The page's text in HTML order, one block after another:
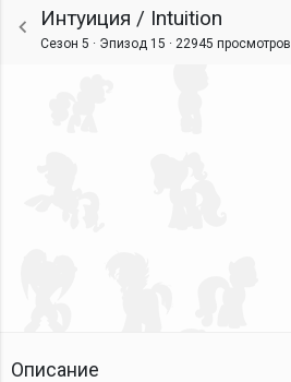
Интуиция / Intuition
Сезон 5 · Эпизод 15 · 22945 просмотров
Описание